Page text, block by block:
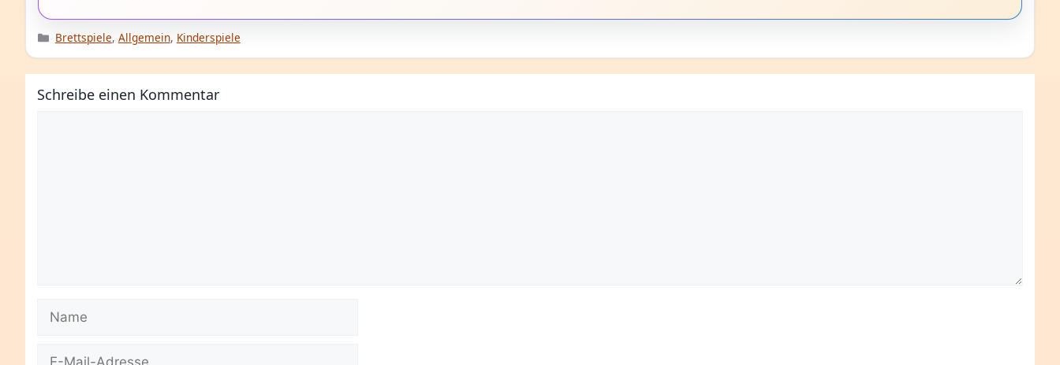
Kategorien
Brettspiele, Allgemein, Kinderspiele
Schreibe einen Kommentar
Name